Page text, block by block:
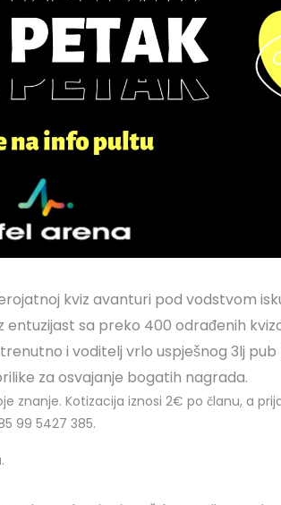
kviz avanturi pod vodstvom
entuzijast sa preko 400 odrađenih
i voditelj vrlo uspješnog 3lj pub
za osvajanje bogatih nagrada.
znanje. Kotizacija iznosi 2€ po članu, a
99 5427 385.